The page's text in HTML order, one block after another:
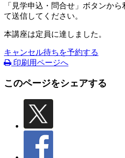
「見学申込・問合せ」ボタンか
て送信してください。
本講座は定員に達しました。
キャンセル待ちを予約する
印刷用ページへ
このページをシェアする